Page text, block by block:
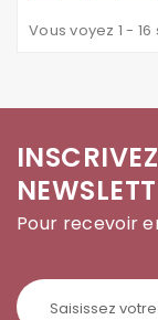
Vous voyez 1 -
Pour recevoir